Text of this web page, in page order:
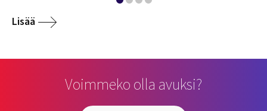
Lisää
Voimmeko olla avuksi?